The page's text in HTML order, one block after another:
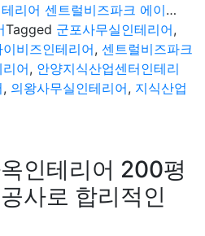
안양 군포 의왕 사무실인테리어 센트럴비즈파크 에이스스퀘어 공사이렇게
Tagged 군포사무실인테리어,
비즈인테리어, 센트럴비즈파크
어, 안양지식산업센터인테리
, 의왕사무실인테리어, 지식산업
인테리어 200평
사로 합리적인